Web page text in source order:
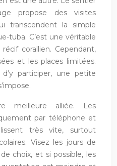
propose des visites
transcendent la simple
tuba. C’est une véritable
corallien. Cependant,
et les places limitées.
participer, une petite
meilleure alliée. Les
par téléphone et
très vite, surtout
Visez les jours de
choix, et si possible, les